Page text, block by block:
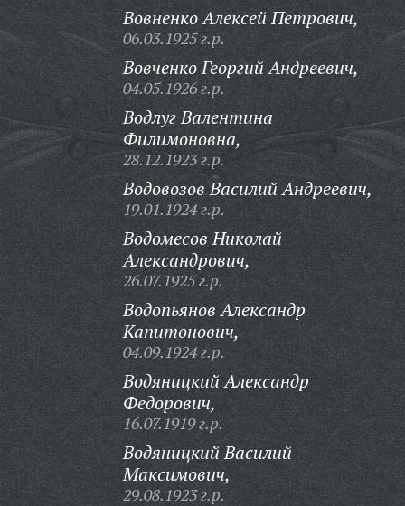
Вовненко Алексей Петрович,
06.03.1925 г.р.
Вовченко Георгий Андреевич,
04.05.1926 г.р.
Водлуг Валентина
Филимоновна,
28.12.1923 г.р.
Водовозов Василий Андреевич,
19.01.1924 г.р.
Водомесов Николай
Александрович,
26.07.1925 г.р.
Водопьянов Александр
Капитонович,
04.09.1924 г.р.
Водяницкий Александр
Федорович,
16.07.1919 г.р.
Водяницкий Василий
Максимович,
29.08.1923 г.р.